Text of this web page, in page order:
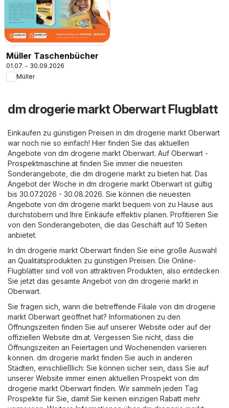
Müller Taschenbücher
01.07. - 30.09.2026
Müller
dm drogerie markt Oberwart Flugblatt
Einkaufen zu günstigen Preisen in dm drogerie markt Oberwart
war noch nie so einfach! Hier finden Sie das aktuellen
Angebote von dm drogerie markt Oberwart. Auf Oberwart -
Prospektmaschine.at finden Sie immer die neuesten
Sonderangebote, die dm drogerie markt zu bieten hat. Das
Angebot der Woche in dm drogerie markt Oberwart ist gültig
bis 30.07.2026 - 30.08.2026. Sie können die neuesten
Angebote von dm drogerie markt bequem von zu Hause aus
durchstöbern und Ihre Einkäufe effektiv planen. Profitieren Sie
von den Sonderangeboten, die das Geschäft auf 10 Seiten
anbietet.
In dm drogerie markt Oberwart finden Sie eine große Auswahl
an Qualitätsprodukten zu günstigen Preisen. Die Online-
Flugblätter sind voll von attraktiven Produkten, also entdecken
Sie jetzt das gesamte Angebot von dm drogerie markt in
Oberwart.
Sie fragen sich, wann die betreffende Filiale von dm drogerie
markt Oberwart geöffnet hat? Informationen zu den
Öffnungszeiten finden Sie auf unserer Website oder auf der
offiziellen Website dm.at. Vergessen Sie nicht, dass die
Öffnungszeiten an Feiertagen und Wochenenden variieren
können. dm drogerie markt finden Sie auch in anderen
Städten, einschließlich: Sie können sicher sein, dass Sie auf
unserer Website immer einen aktuellen Prospekt von dm
drogerie markt Oberwart finden. Wir sammeln jeden Tag
Prospekte für Sie, damit Sie keinen einzigen Rabatt mehr